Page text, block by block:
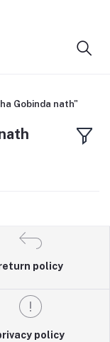
Gobinda nath"
nath
policy
policy